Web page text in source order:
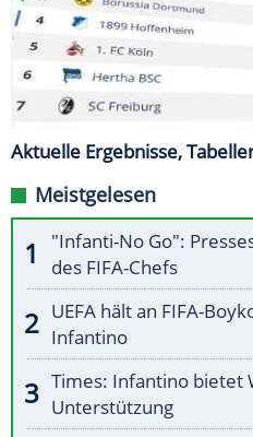
Aktuelle Ergebnisse,
Meistgelesen
"Infanti-No Go":
des FIFA-Chefs
UEFA hält an FIFA-
Infantino
Times: Infantino bietet
Unterstützung